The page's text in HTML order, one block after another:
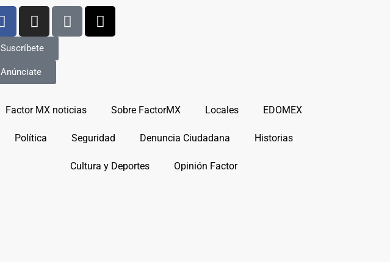
Suscríbete
Anúnciate
Factor MX noticias Sobre FactorMX Locales EDOMEX
Política Seguridad Denuncia Ciudadana Historias
Cultura y Deportes Opinión Factor